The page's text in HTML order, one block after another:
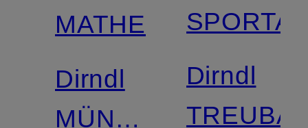
MATHE
Dirndl
MÜNCHEN
Dirndl